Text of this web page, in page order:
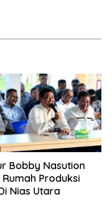
Bobby Nasution
Produksi
Nias Utara